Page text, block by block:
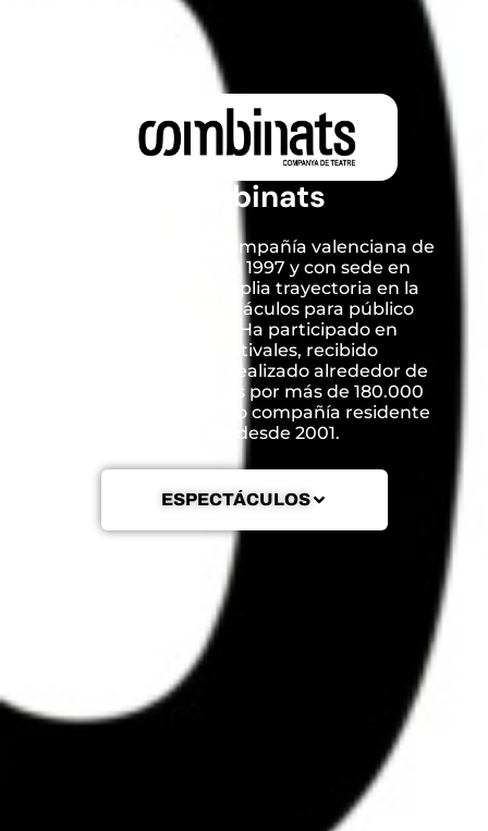
Combinats
Combinats es una compañía valenciana de
teatro fundada en 1997 y con sede en
Aldaia, con una amplia trayectoria en la
creación de espectáculos para público
adulto e infantil. Ha participado en
numerosos festivales, recibido
reconocimientos y realizado alrededor de
600 funciones vistas por más de 180.000
espectadores, siendo compañía residente
de Aldaia desde 2001.
ESPECTÁCULOS